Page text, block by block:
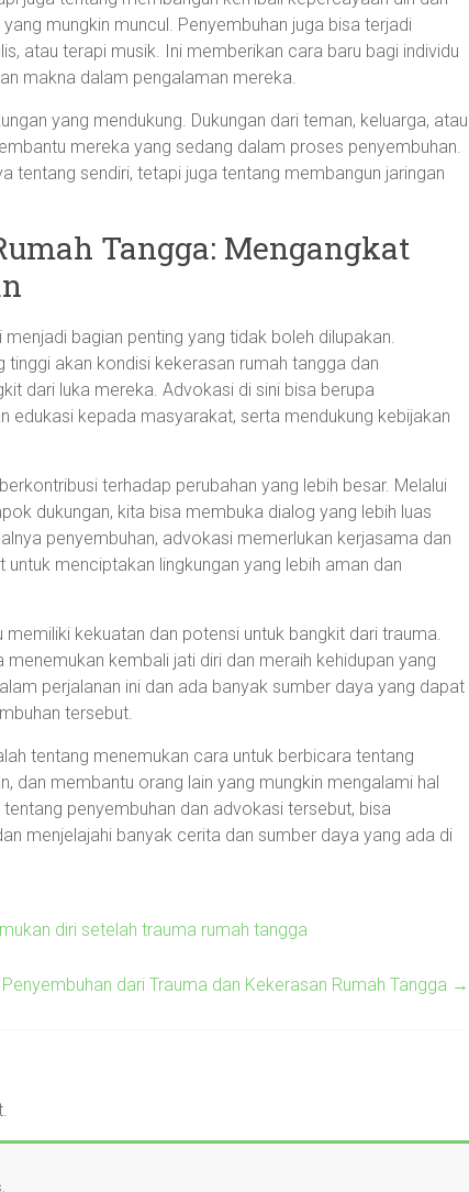
mungkin muncul. Penyembuhan juga bisa terjadi
atau terapi musik. Ini memberikan cara baru bagi individu
makna dalam pengalaman mereka.
yang mendukung. Dukungan dari teman, keluarga, atau
mereka yang sedang dalam proses penyembuhan.
tentang sendiri, tetapi juga tentang membangun jaringan
Tangga: Mengangkat
bagian penting yang tidak boleh dilupakan.
akan kondisi kekerasan rumah tangga dan
dari luka mereka. Advokasi di sini bisa berupa
edukasi kepada masyarakat, serta mendukung kebijakan
terhadap perubahan yang lebih besar. Melalui
dukungan, kita bisa membuka dialog yang lebih luas
penyembuhan, advokasi memerlukan kerjasama dan
menciptakan lingkungan yang lebih aman dan
kekuatan dan potensi untuk bangkit dari trauma.
kembali jati diri dan meraih kehidupan yang
perjalanan ini dan ada banyak sumber daya yang dapat
tersebut.
tentang menemukan cara untuk berbicara tentang
dan membantu orang lain yang mungkin mengalami hal
penyembuhan dan advokasi tersebut, bisa
menjelajahi banyak cerita dan sumber daya yang ada di
diri setelah trauma rumah tangga
dari Trauma dan Kekerasan Rumah Tangga →
.